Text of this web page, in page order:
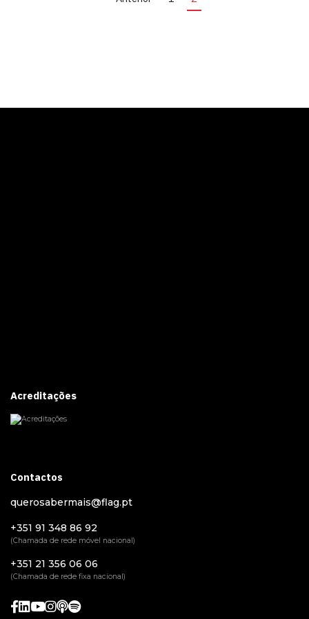
Acreditações
Contactos
querosabermais@flag.pt
+351 91 348 86 92
(Chamada de rede móvel nacional)
+351 21 356 06 06
(Chamada de rede fixa nacional)